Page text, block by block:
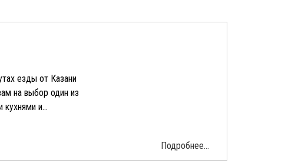
езды от Казани
на выбор один из
и...
Подробнее...